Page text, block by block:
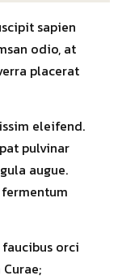
sapien
odio, at
placerat
eleifend.
pulvinar
augue.
orci